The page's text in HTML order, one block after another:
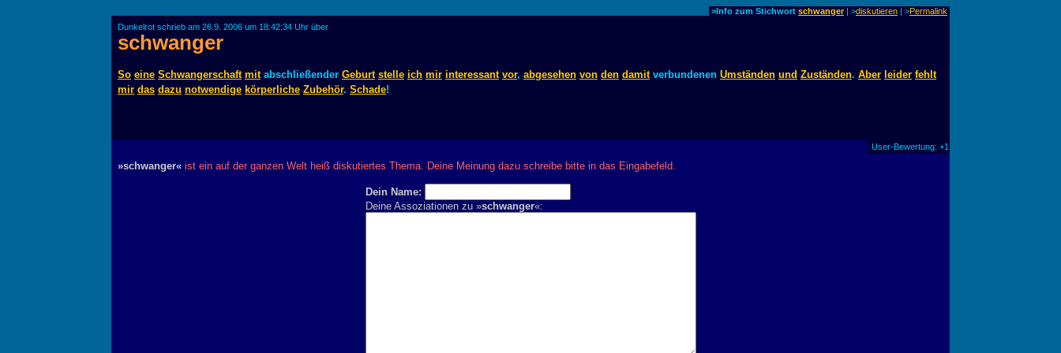
>Info zum Stichwort schwanger| >diskutieren | >Permalink
Dunkelrot schrieb am 26.9. 2006 um 18:42:34 Uhr über
schwanger
So eine Schwangerschaft mitabschließender Geburt stelle ich mir interessant vor, abgesehen von den damitverbundenen Umständen und Zuständen. Aber leider fehlt
mir das dazu notwendige körperliche Zubehör. Schade!
User-Bewertung: +1
»schwanger« ist ein auf der ganzen Welt heiß diskutiertes Thema. Deine Meinung dazu schreibe bitte in das Eingabefeld.
Dein Name:
Deine Assoziationen zu »schwanger«: